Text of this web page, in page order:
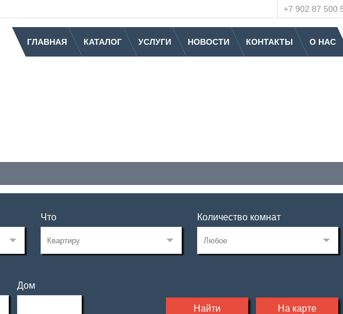
+7 902 87 500
ГЛАВНАЯ КАТАЛОГ УСЛУГИ НОВОСТИ КОНТАКТЫ О НАС
Что Количество комнат
Дом
Найти На карте